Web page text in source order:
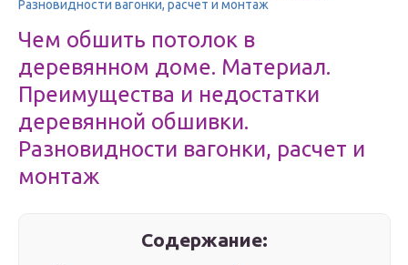
Разновидности вагонки, расчет и монтаж
Чем обшить потолок в
деревянном доме. Материал.
Преимущества и недостатки
деревянной обшивки.
Разновидности вагонки, расчет и
монтаж
Содержание: